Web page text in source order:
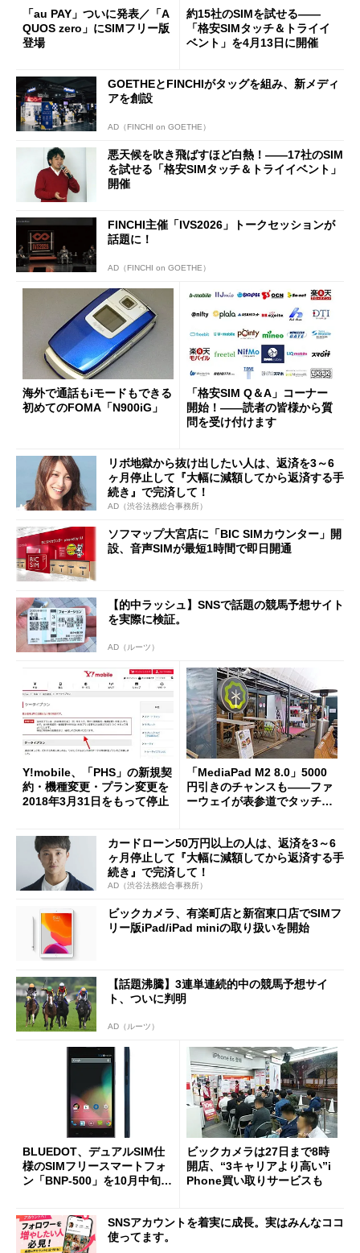
「au PAY」ついに発表／「A
QUOS zero」にSIMフリー版
登場
約15社のSIMを試せる――
「格安SIMタッチ＆トライイ
ベント」を4月13日に開催
GOETHEとFINCHIがタッグを組み、新メディ
アを創設
AD（FINCHI on GOETHE）
悪天候を吹き飛ばすほど白熱！――17社のSIM
を試せる「格安SIMタッチ＆トライイベント」
開催
FINCHI主催「IVS2026」トークセッションが
話題に！
AD（FINCHI on GOETHE）
海外で通話もiモードもできる
初めてのFOMA「N900iG」
「格安SIM Q＆A」コーナー
開始！――読者の皆様から質
問を受け付けます
リボ地獄から抜け出したい人は、返済を3～6
ヶ月停止して『大幅に減額してから返済する手
続き』で完済して！
AD（渋谷法務総合事務所）
ソフマップ大宮店に「BIC SIMカウンター」開
設、音声SIMが最短1時間で即日開通
【的中ラッシュ】SNSで話題の競馬予想サイト
を実際に検証。
AD（ルーツ）
Y!mobile、「PHS」の新規契
約・機種変更・プラン変更を
2018年3月31日をもって停止
「MediaPad M2 8.0」5000
円引きのチャンスも――ファ
ーウェイが表参道でタッチ＆
カードローン50万円以上の人は、返済を3～6
ヶ月停止して『大幅に減額してから返済する手
続き』で完済して！
AD（渋谷法務総合事務所）
ビックカメラ、有楽町店と新宿東口店でSIMフ
リー版iPad/iPad miniの取り扱いを開始
【話題沸騰】3連単連続的中の競馬予想サイ
ト、ついに判明
AD（ルーツ）
BLUEDOT、デュアルSIM仕
様のSIMフリースマートフォ
ン「BNP-500」を10月中旬に
ビックカメラは27日まで8時
開店、“3キャリアより高い”i
Phone買い取りサービスも
SNSアカウントを着実に成長。実はみんなココ
使ってます。